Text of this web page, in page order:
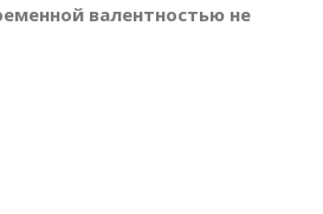
валентностью не